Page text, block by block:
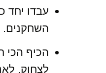
עבדו יחד
השחקנים.
הכיף הכי
לצחוק,